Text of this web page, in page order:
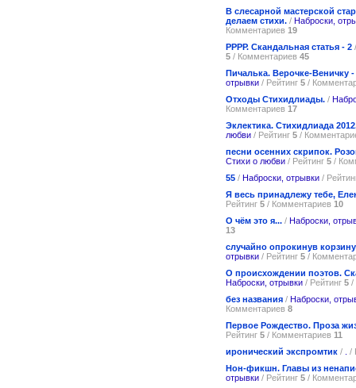
В слесарной мастерской
делаем стихи. / Наброски,
Комментариев 19
РРРР. Скандальная статья - 2
5 / Комментариев 45
Пичалька. Верочке-Веничку -
отрывки / Рейтинг 5 /
Отходы Стихидлиады. /
Комментариев 17
Эклектика. Стихидлиада
любви / Рейтинг 5 /
песни осенних скрипок.
Стихи о любви / Рейтинг 5 /
55 / Наброски, отрывки /
Я весь принадлежу тебе,
Рейтинг 5 / Комментариев 10
О чём это я... / Наброски,
13
случайно опрокинув
отрывки / Рейтинг 5 /
О происхождении поэтов.
Наброски, отрывки / Рейтинг 5 /
без названия / Наброски,
Комментариев 8
Первое Рождество. Проза
Рейтинг 5 / Комментариев 11
иронический экспромтик /
/
Нон-фикшн. Главы из
отрывки / Рейтинг 5 /